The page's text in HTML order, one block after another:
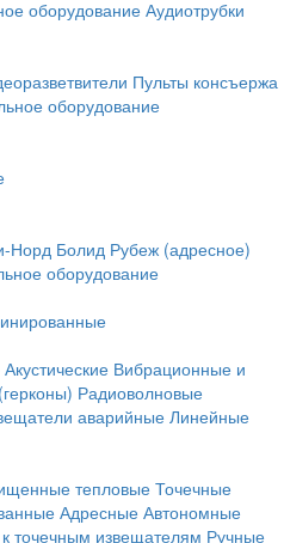
оборудование Аудиотрубки
Пульты консъержа
оборудование
Норд Болид Рубеж (адресное)
оборудование
Акустические Вибрационные и
Радиоволновые
аварийные Линейные
тепловые Точечные
Адресные Автономные
точечным извещателям Ручные